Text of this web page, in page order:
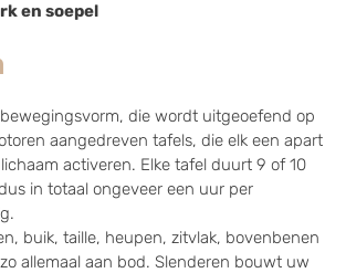
en soepel
die wordt uitgeoefend op
aangedreven tafels, die elk een apart
activeren. Elke tafel duurt 9 of 10
in totaal ongeveer een uur per
buik, taille, heupen, zitvlak, bovenbenen
allemaal aan bod. Slenderen bouwt uw